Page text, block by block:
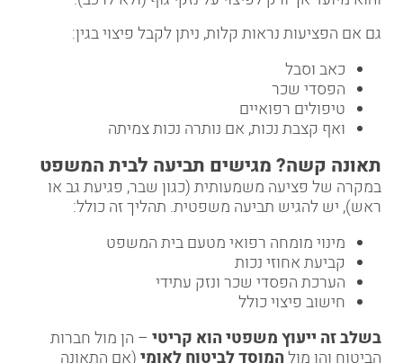
גם אם הפציעות נראות קלות, ניתן לקבל פיצוי בגין:
כאב וסבל
הפסדי שכר
טיפולים רפואיים
ואף קצבת נכות, אם נותרה נכות צמיתה
תאונה קשה? מגישים תביעה לבית המשפט
במקרה של פציעה משמעותית (כגון שבר, פגיעת גב או
ראש), יש להגיש תביעה משפטית. תהליך זה כולל:
מינוי מומחה רפואי מטעם בית המשפט
קביעת אחוזי נכות
הערכת הפסדי שכר ונזק עתידי
חישוב פיצוי כולל
בשלב זה ייעוץ משפטי הוא קריטי– הן מול חברות